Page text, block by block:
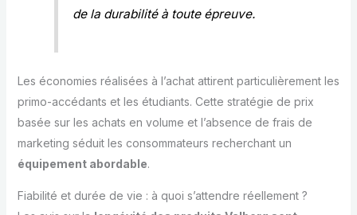
de la durabilité à toute épreuve.
Les économies réalisées à l’achat attirent particulièrement les
primo-accédants et les étudiants. Cette stratégie de prix
basée sur les achats en volume et l’absence de frais de
marketing séduit les consommateurs recherchant un
équipement abordable.
Fiabilité et durée de vie : à quoi s’attendre réellement ?